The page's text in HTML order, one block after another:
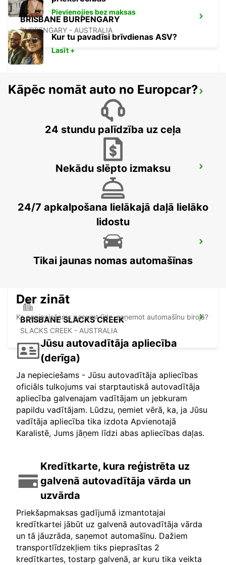
BRISBANE BURPENGARY
BURPENGARY - AUSTRALIA
BRISBANE CANNON HILL
BRISBANE MANSFIELD
BRISBANE ARCHERFIELD
ARCHERFIELD - AUSTRALIA
BRISBANE SLACKS CREEK
SLACKS CREEK - AUSTRALIA
Pievienojies bez maksas
Kur tu pavadīsi brīvdienas ASV?
Lasīt +
Kāpēc nomāt auto no Europcar?
24 stundu palīdzība uz ceļa
Nekādu slēpto izmaksu
24/7 apkalpošana lielākajā daļā lielāko
lidostu
Tikai jaunas nomas automašīnas
Der zināt
Ko nepieciešams paņemt līdz, saņemot automašīnu birojā?
Jūsu autovadītāja apliecība
(derīga)
Ja nepieciešams - Jūsu autovadītāja apliecības
oficiāls tulkojums vai starptautiskā autovadītāja
apliecība galvenajam vadītājam un jebkuram
papildu vadītājam. Lūdzu, ņemiet vērā, ka, ja Jūsu
vadītāja apliecība tika izdota Apvienotajā
Karalistē, Jums jāņem līdzi abas apliecības daļas.
Kredītkarte, kura reģistrēta uz
galvenā autovadītāja vārda un
uzvārda
Priekšapmaksas gadījumā izmantotajai
kredītkartei jābūt uz galvenā autovadītāja vārda
un tā jāuzrāda, saņemot automašīnu. Dažiem
transportlīdzekļiem tiks pieprasītas 2
kredītkartes, tostarp galvenā, ar kuru tika veikta